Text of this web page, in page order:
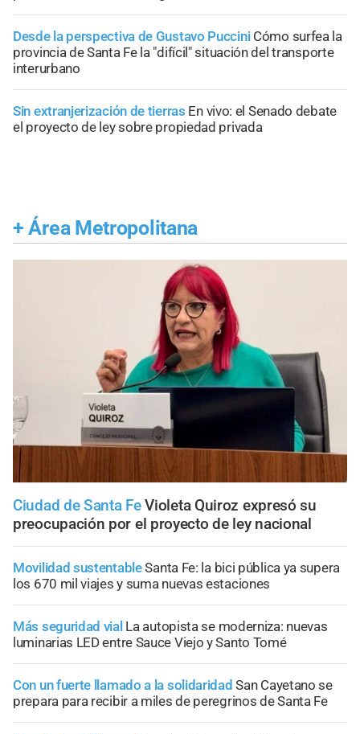
Desde la perspectiva de Gustavo Puccini Cómo surfea la
provincia de Santa Fe la "difícil" situación del transporte
interurbano
Sin extranjerización de tierras En vivo: el Senado debate
el proyecto de ley sobre propiedad privada
+ Área Metropolitana
Ciudad de Santa Fe Violeta Quiroz expresó su
preocupación por el proyecto de ley nacional
Movilidad sustentableSanta Fe: la bici pública ya supera
los 670 mil viajes y suma nuevas estaciones
Más seguridad vial La autopista se moderniza: nuevas
luminarias LED entre Sauce Viejo y Santo Tomé
Con un fuerte llamado a la solidaridad San Cayetano se
prepara para recibir a miles de peregrinos de Santa Fe